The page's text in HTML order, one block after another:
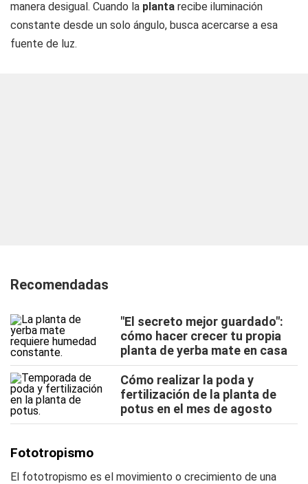
manera desigual. Cuando la planta recibe iluminación
constante desde un solo ángulo, busca acercarse a esa
fuente de luz.
Recomendadas
"El secreto mejor guardado":
cómo hacer crecer tu propia
planta de yerba mate en casa
Cómo realizar la poda y
fertilización de la planta de
potus en el mes de agosto
Fototropismo
El fototropismo es el movimiento o crecimiento de una